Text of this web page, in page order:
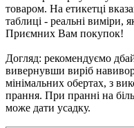
товаром. На етикетці
таблиці - реальні виміри,
Приємних Вам покупок!
Догляд: рекомендуємо
вивернувши виріб
мінімальних обертах, з
прання. При пранні на
може дати усадку.